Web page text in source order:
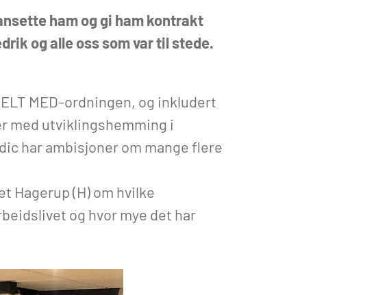
ham og gi ham kontrakt
og alle oss som var til stede.
MED-ordningen, og inkludert
med utviklingshemming i
har ambisjoner om mange flere
Hagerup (H) om hvilke
og hvor mye det har